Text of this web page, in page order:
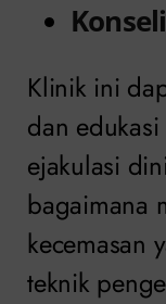
Klinik ini
dan
ejakulasi
bagaimana
kecemasan
teknik